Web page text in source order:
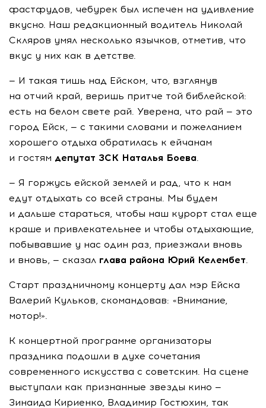
фастфудов, чебурек был испечен на удивление
вкусно. Наш редакционный водитель Николай
Скляров умял несколько язычков, отметив, что
вкус у них как в детстве.
— И такая тишь над Ейском, что, взглянув
на отчий край, веришь притче той библейской:
есть на белом свете рай. Уверена, что рай — это
город Ейск, — с такими словами и пожеланием
хорошего отдыха обратилась к ейчанам
и гостям депутат ЗСК Наталья Боева.
— Я горжусь ейской землей и рад, что к нам
едут отдыхать со всей страны. Мы будем
и дальше стараться, чтобы наш курорт стал еще
краше и привлекательнее и чтобы отдыхающие,
побывавшие у нас один раз, приезжали вновь
и вновь, — сказал глава района Юрий Келембет.
Старт праздничному концерту дал мэр Ейска
Валерий Кульков, скомандовав: «Внимание,
мотор!».
К концертной программе организаторы
праздника подошли в духе сочетания
современного искусства с советским. На сцене
выступали как признанные звезды кино —
Зинаида Кириенко, Владимир Гостюхин, так